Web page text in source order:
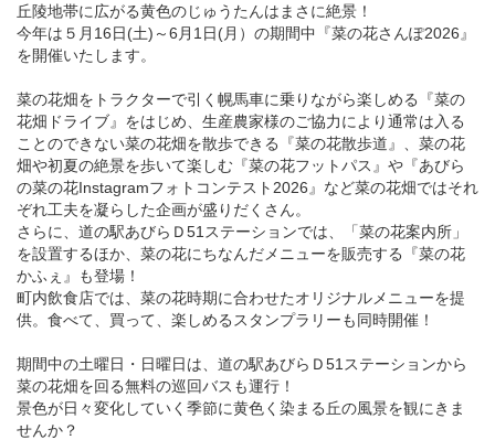
丘陵地帯に広がる黄色のじゅうたんはまさに絶景！
今年は５月16日(土)～6月1日(月）の期間中『菜の花さんぽ2026』
を開催いたします。
菜の花畑をトラクターで引く幌馬車に乗りながら楽しめる『菜の
花畑ドライブ』をはじめ、生産農家様のご協力により通常は入る
ことのできない菜の花畑を散歩できる『菜の花散歩道』、菜の花
畑や初夏の絶景を歩いて楽しむ『菜の花フットパス』や『あびら
の菜の花Instagramフォトコンテスト2026』など菜の花畑ではそれ
ぞれ工夫を凝らした企画が盛りだくさん。
さらに、道の駅あびらＤ51ステーションでは、「菜の花案内所」
を設置するほか、菜の花にちなんだメニューを販売する『菜の花
かふぇ』も登場！
町内飲食店では、菜の花時期に合わせたオリジナルメニューを提
供。食べて、買って、楽しめるスタンプラリーも同時開催！
期間中の土曜日・日曜日は、道の駅あびらＤ51ステーションから
菜の花畑を回る無料の巡回バスも運行！
景色が日々変化していく季節に黄色く染まる丘の風景を観にきま
せんか？